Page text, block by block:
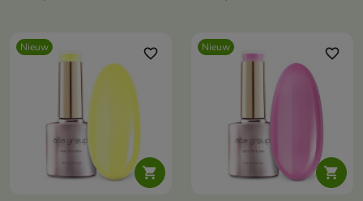
Nieuw

favorite_border Nieuw

favorite_border